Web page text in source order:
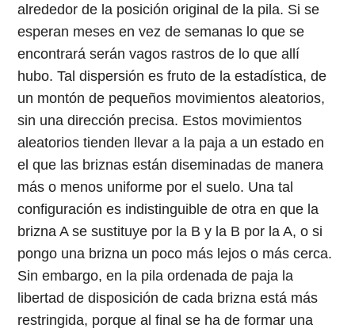
alrededor de la posición original de la pila. Si se
esperan meses en vez de semanas lo que se
encontrará serán vagos rastros de lo que allí
hubo. Tal dispersión es fruto de la estadística, de
un montón de pequeños movimientos aleatorios,
sin una dirección precisa. Estos movimientos
aleatorios tienden llevar a la paja a un estado en
el que las briznas están diseminadas de manera
más o menos uniforme por el suelo. Una tal
configuración es indistinguible de otra en que la
brizna A se sustituye por la B y la B por la A, o si
pongo una brizna un poco más lejos o más cerca.
Sin embargo, en la pila ordenada de paja la
libertad de disposición de cada brizna está más
restringida, porque al final se ha de formar una